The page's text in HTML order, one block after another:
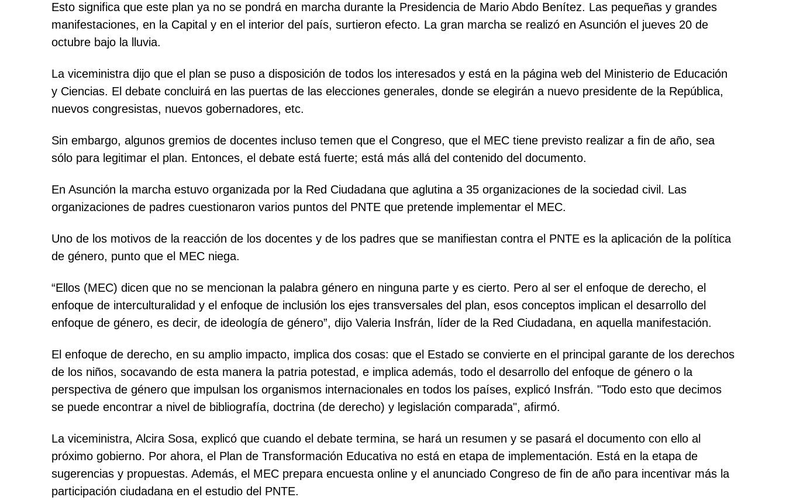
Esto significa que este plan ya no se pondrá en marcha durante la Presidencia de Mario Abdo Benítez. Las pequeñas y grandes
manifestaciones, en la Capital y en el interior del país, surtieron efecto. La gran marcha se realizó en Asunción el jueves 20 de
octubre bajo la lluvia.
La viceministra dijo que el plan se puso a disposición de todos los interesados y está en la página web del Ministerio de Educación
y Ciencias. El debate concluirá en las puertas de las elecciones generales, donde se elegirán a nuevo presidente de la República,
nuevos congresistas, nuevos gobernadores, etc.
Sin embargo, algunos gremios de docentes incluso temen que el Congreso, que el MEC tiene previsto realizar a fin de año, sea
sólo para legitimar el plan. Entonces, el debate está fuerte; está más allá del contenido del documento.
En Asunción la marcha estuvo organizada por la Red Ciudadana que aglutina a 35 organizaciones de la sociedad civil. Las
organizaciones de padres cuestionaron varios puntos del PNTE que pretende implementar el MEC.
Uno de los motivos de la reacción de los docentes y de los padres que se manifiestan contra el PNTE es la aplicación de la política
de género, punto que el MEC niega.
“Ellos (MEC) dicen que no se mencionan la palabra género en ninguna parte y es cierto. Pero al ser el enfoque de derecho, el
enfoque de interculturalidad y el enfoque de inclusión los ejes transversales del plan, esos conceptos implican el desarrollo del
enfoque de género, es decir, de ideología de género”, dijo Valeria Insfrán, líder de la Red Ciudadana, en aquella manifestación.
El enfoque de derecho, en su amplio impacto, implica dos cosas: que el Estado se convierte en el principal garante de los derechos
de los niños, socavando de esta manera la patria potestad, e implica además, todo el desarrollo del enfoque de género o la
perspectiva de género que impulsan los organismos internacionales en todos los países, explicó Insfrán. "Todo esto que decimos
se puede encontrar a nivel de bibliografía, doctrina (de derecho) y legislación comparada", afirmó.
La viceministra, Alcira Sosa, explicó que cuando el debate termina, se hará un resumen y se pasará el documento con ello al
próximo gobierno. Por ahora, el Plan de Transformación Educativa no está en etapa de implementación. Está en la etapa de
sugerencias y propuestas. Además, el MEC prepara encuesta online y el anunciado Congreso de fin de año para incentivar más la
participación ciudadana en el estudio del PNTE.